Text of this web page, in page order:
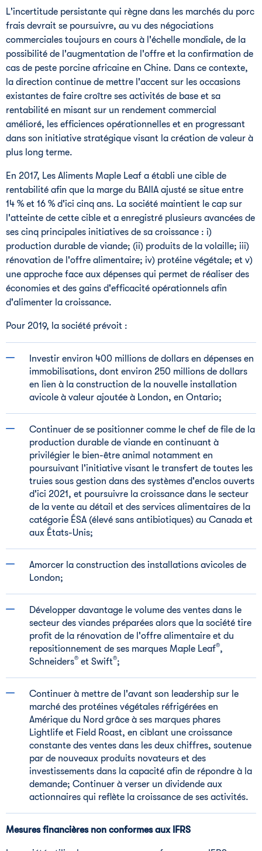
L'incertitude persistante qui règne dans les marchés du porc
frais devrait se poursuivre, au vu des négociations
commerciales toujours en cours à l'échelle mondiale, de la
possibilité de l'augmentation de l'offre et la confirmation de
cas de peste porcine africaine en Chine. Dans ce contexte,
la direction continue de mettre l'accent sur les occasions
existantes de faire croître ses activités de base et sa
rentabilité en misant sur un rendement commercial
amélioré, les efficiences opérationnelles et en progressant
dans son initiative stratégique visant la création de valeur à
plus long terme.
En 2017, Les Aliments Maple Leaf a établi une cible de
rentabilité afin que la marge du BAIIA ajusté se situe entre
14 % et 16 % d'ici cinq ans. La société maintient le cap sur
l'atteinte de cette cible et a enregistré plusieurs avancées de
ses cinq principales initiatives de sa croissance : i)
production durable de viande; (ii) produits de la volaille; iii)
rénovation de l'offre alimentaire; iv) protéine végétale; et v)
une approche face aux dépenses qui permet de réaliser des
économies et des gains d'efficacité opérationnels afin
d'alimenter la croissance.
Pour 2019, la société prévoit :
Investir environ 400 millions de dollars en dépenses en
immobilisations, dont environ 250 millions de dollars
en lien à la construction de la nouvelle installation
avicole à valeur ajoutée à London, en Ontario;
Continuer de se positionner comme le chef de file de la
production durable de viande en continuant à
privilégier le bien-être animal notamment en
poursuivant l'initiative visant le transfert de toutes les
truies sous gestion dans des systèmes d'enclos ouverts
d'ici 2021, et poursuivre la croissance dans le secteur
de la vente au détail et des services alimentaires de la
catégorie ÉSA (élevé sans antibiotiques) au Canada et
aux États-Unis;
Amorcer la construction des installations avicoles de
London;
Développer davantage le volume des ventes dans le
secteur des viandes préparées alors que la société tire
profit de la rénovation de l'offre alimentaire et du
repositionnement de ses marques Maple Leaf®,
Schneiders® et Swift®;
Continuer à mettre de l'avant son leadership sur le
marché des protéines végétales réfrigérées en
Amérique du Nord grâce à ses marques phares
Lightlife et Field Roast, en ciblant une croissance
constante des ventes dans les deux chiffres, soutenue
par de nouveaux produits novateurs et des
investissements dans la capacité afin de répondre à la
demande; Continuer à verser un dividende aux
actionnaires qui reflète la croissance de ses activités.
Mesures financières non conformes aux IFRS